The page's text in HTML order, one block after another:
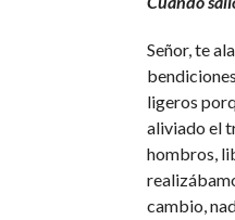
Señor, te
ligeros
aliviado el
hombros,
cambio,